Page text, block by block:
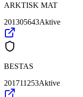
ARKTISK MAT
201305643Aktive
BESTAS
201711253Aktive